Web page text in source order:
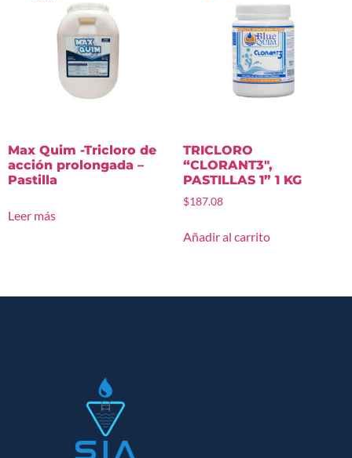
Max Quim -Tricloro de
acción prolongada –
Pastilla
Leer más
TRICLORO
“CLORANT3″,
PASTILLAS 1” 1 KG
$187.08
Añadir al carrito